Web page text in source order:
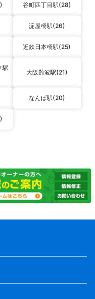
谷町四丁目駅(28)
淀屋橋駅(26)
近鉄日本橋駅(25)
駅
大阪難波駅(21)
なんば駅(20)